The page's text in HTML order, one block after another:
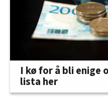
I kø for å bli enige
lista her